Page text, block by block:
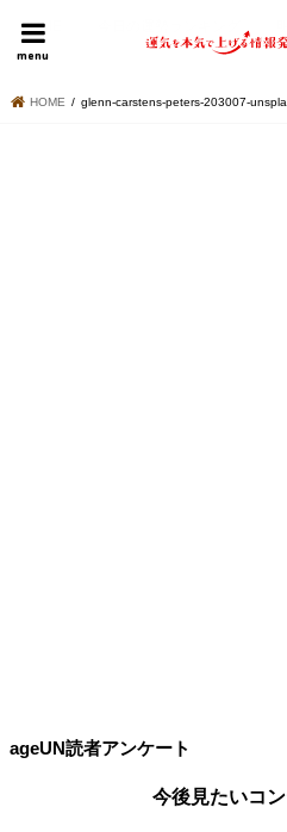
menu
HOME
HOME glenn-carstens-peters-203007-
ageUN読者アンケート
今後見たいコ